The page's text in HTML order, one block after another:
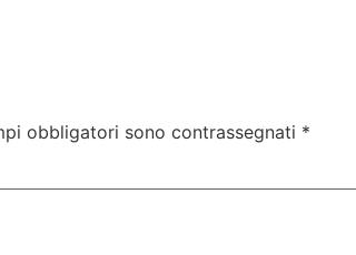
obbligatori sono contrassegnati *